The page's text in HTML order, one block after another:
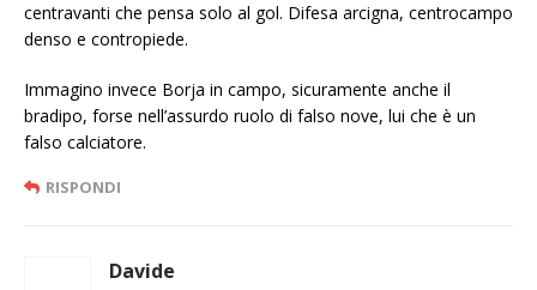
centravanti che pensa solo al gol. Difesa arcigna, centrocampo
denso e contropiede.
Immagino invece Borja in campo, sicuramente anche il
bradipo, forse nell’assurdo ruolo di falso nove, lui che è un
falso calciatore.
RISPONDI
Davide